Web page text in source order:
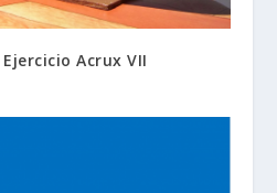
Acrux VII